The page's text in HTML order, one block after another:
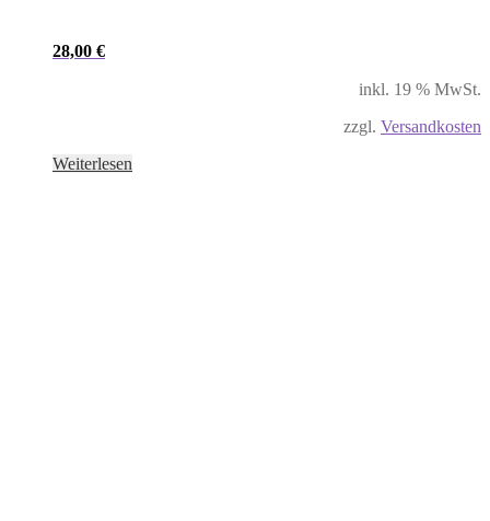
28,00 €
inkl. 19 % MwSt.
zzgl. Versandkosten
Weiterlesen